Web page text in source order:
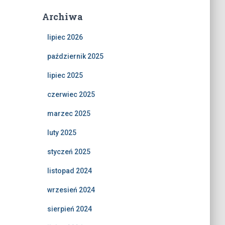
Archiwa
lipiec 2026
październik 2025
lipiec 2025
czerwiec 2025
marzec 2025
luty 2025
styczeń 2025
listopad 2024
wrzesień 2024
sierpień 2024